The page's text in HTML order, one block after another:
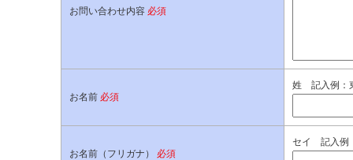
お問い合わせ内容 必須
お名前 必須
姓 記入例：
お名前（フリガナ） 必須
セイ 記入例